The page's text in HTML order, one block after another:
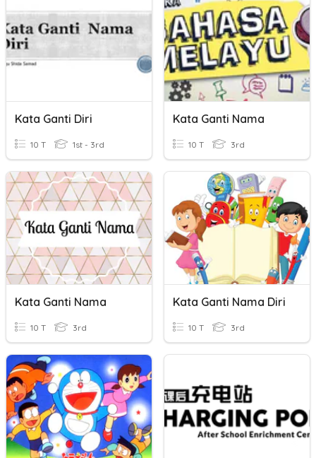
Kata Ganti Diri
10 T 1st - 3rd
Kata Ganti Nama
10 T 3rd
Kata Ganti Nama
10 T 3rd
Kata Ganti Nama Diri
10 T 3rd